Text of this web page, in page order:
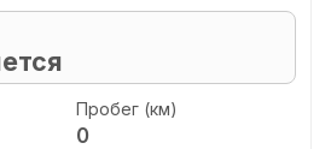
Пробег (км)
0